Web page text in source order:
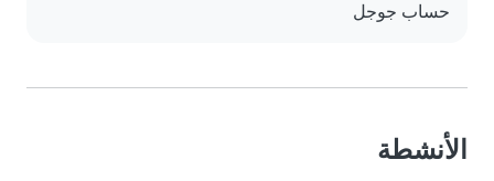
حساب جوجل
الأنشطة